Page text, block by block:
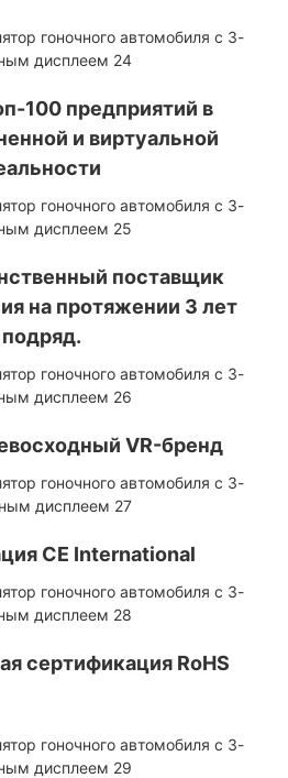
100 предприятий в
и виртуальной
поставщик
на протяжении 3 лет
подряд.
VR-бренд
CE International
сертификация RoHS